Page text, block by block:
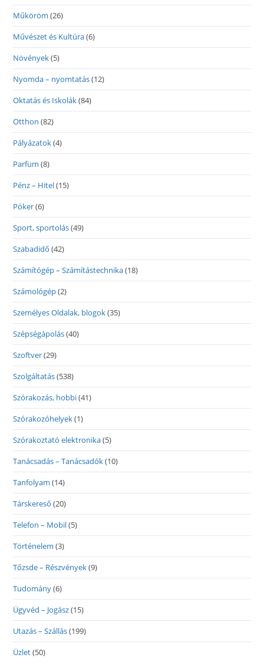
Műköröm (26)
Művészet és Kultúra(6)
Növények(5)
Nyomda – nyomtatás(12)
Oktatás és Iskolák(84)
Otthon (82)
Pályázatok(4)
Parfüm (8)
Pénz – Hitel(15)
Póker(6)
Sport, sportolás(49)
Szabadidő (42)
Számítógép – Számítástechnika(18)
Számológép(2)
Személyes Oldalak, blogok(35)
Szépségápolás(40)
Szoftver(29)
Szolgáltatás(538)
Szórakozás, hobbi(41)
Szórakozóhelyek(1)
Szórakoztató elektronika(5)
Tanácsadás – Tanácsadók(10)
Tanfolyam (14)
Társkereső (20)
Telefon – Mobil(5)
Történelem (3)
Tőzsde – Részvények(9)
Tudomány(6)
Ügyvéd – Jogász(15)
Utazás – Szállás(199)
Üzlet(50)